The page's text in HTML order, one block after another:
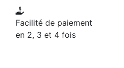
Facilité de paiement
en 2, 3 et 4 fois